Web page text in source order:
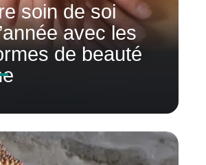
soin de soi
avec les
de beauté